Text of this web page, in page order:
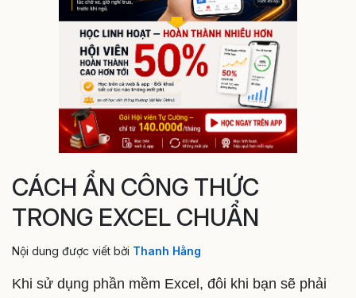
CÁCH ẨN CÔNG THỨC
TRONG EXCEL CHUẨN
Nội dung được viết bởi Thanh Hằng
Khi sử dụng phần mềm Excel, đôi khi bạn sẽ phải